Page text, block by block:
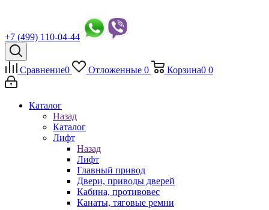
+7 (499) 110-04-44
Сравнение0 Отложенные 0 Корзина0 0
Каталог
Назад
Каталог
Лифт
Назад
Лифт
Главный привод
Двери, приводы дверей
Кабина, противовес
Канаты, тяговые ремни